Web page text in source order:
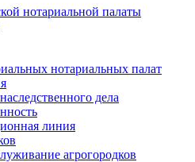
нотариальной палаты
нотариальных палат
дела
линия
агрогородков